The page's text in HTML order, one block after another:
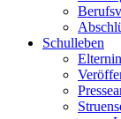
Schulleben